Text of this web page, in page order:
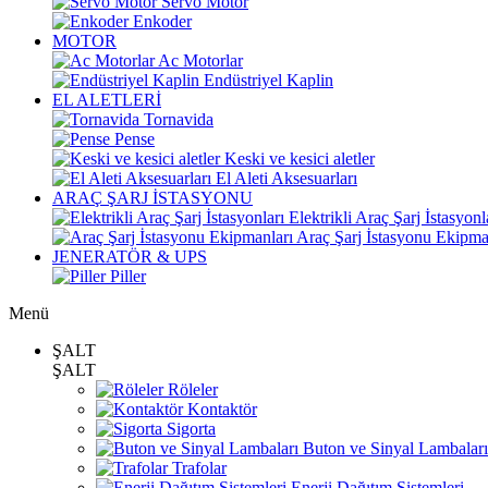
Enkoder
MOTOR
Ac Motorlar
Endüstriyel Kaplin
EL ALETLERİ
Tornavida
Pense
Keski ve kesici aletler
El Aleti Aksesuarları
ARAÇ ŞARJ İSTASYONU
Elektrikli Araç Şarj
Araç Şarj İstasyonu
JENERATÖR & UPS
Piller
Menü
ŞALT
ŞALT
Röleler
Kontaktör
Sigorta
Buton ve Sinyal Lambaları
Trafolar